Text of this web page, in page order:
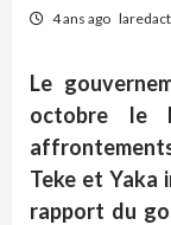
4 ans ago
Le
octobre le
Teke et Yaka
rapport du